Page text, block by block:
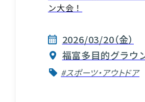
ン大会！
2026/03/20（金）
福富多目的グラウ
#スポーツ・アウトドア